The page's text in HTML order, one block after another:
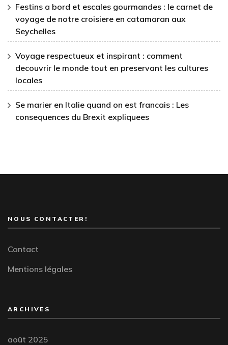
Festins a bord et escales gourmandes : le carnet de
voyage de notre croisiere en catamaran aux
Seychelles
Voyage respectueux et inspirant : comment
decouvrir le monde tout en preservant les cultures
locales
Se marier en Italie quand on est francais : Les
consequences du Brexit expliquees
NOUS CONTACTER!
Contact
Mentions légales
ARCHIVES
août 2025